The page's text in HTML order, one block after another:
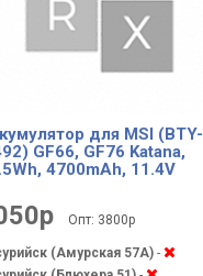
для MSI (BTY-
GF66, GF76 Katana,
4700mAh, 11.4V
Опт: 3800р
(Амурская 57А) -